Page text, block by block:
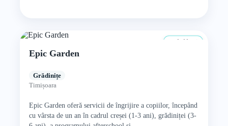
1–11 ani
Epic Garden
Grădinițe
Timișoara
Epic Garden oferă servicii de îngrijire a copiilor, începând
cu vârsta de un an în cadrul creșei (1-3 ani), grădiniței (3-